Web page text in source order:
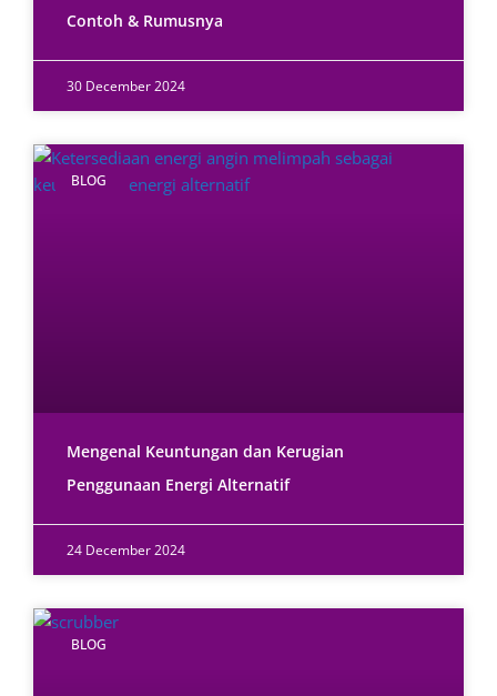
Contoh & Rumusnya
30 December 2024
BLOG
Mengenal Keuntungan dan Kerugian
Penggunaan Energi Alternatif
24 December 2024
BLOG